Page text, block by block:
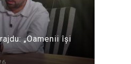
„Oamenii își